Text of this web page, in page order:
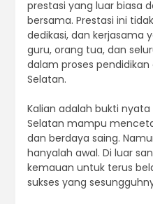
prestasi yang luar biasa
bersama. Prestasi ini
dedikasi, dan kerjasama
guru, orang tua, dan
dalam proses pendidikan
Selatan.
Kalian adalah bukti nyata
Selatan mampu
dan berdaya saing.
hanyalah awal. Di luar
kemauan untuk terus
sukses yang